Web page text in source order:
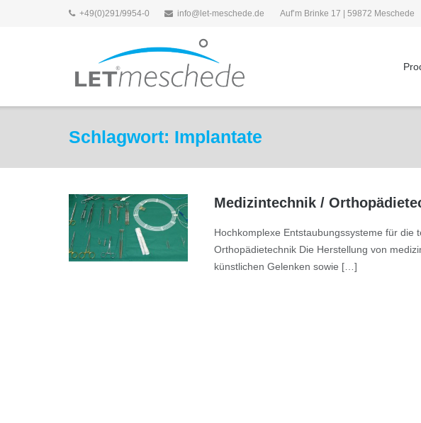
+49(0)291/9954-0 info@let-meschede.de Auf’m Brinke 17 | 59872 Meschede
Schlagwort: Implantate
Medizintechnik /
Hochkomplexe Entstaubungssysteme für die
Orthopädietechnik Die Herstellung von
künstlichen Gelenken sowie […]